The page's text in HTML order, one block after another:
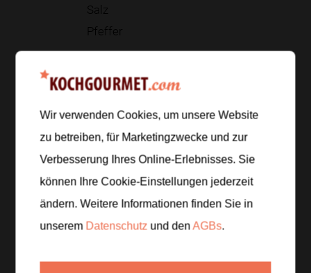
Salz
Pfeffer
Zur Einkaufsliste hinzufügen
Zubereitung
Schritt 1/6
Die Tomaten waschen und in Spalten schneiden. Die
Gurke längs halbieren und in Halbmonde schneiden.
schneiden.
Wir verwenden Cookies, um unsere Website
zu betreiben, für Marketingzwecke und zur
Verbesserung Ihres Online-Erlebnisses. Sie
können Ihre Cookie-Einstellungen jederzeit
ändern. Weitere Informationen finden Sie in
unserem Datenschutz und denAGBs.